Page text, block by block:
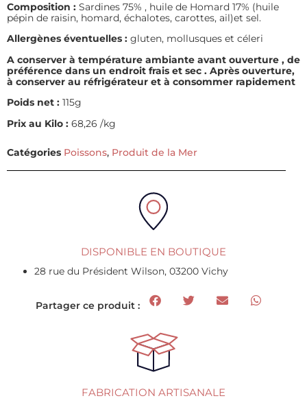
Composition : Sardines 75% , huile de Homard 17% (huile
pépin de raisin, homard, échalotes, carottes, ail)et sel.
Allergènes éventuelles : gluten, mollusques et céleri
A conserver à température ambiante avant ouverture , de
préférence dans un endroit frais et sec . Après ouverture,
à conserver au réfrigérateur et à consommer rapidement
Poids net : 115g
Prix au Kilo : 68,26 /kg
Catégories Poissons, Produit de la Mer
DISPONIBLE EN BOUTIQUE
28 rue du Président Wilson, 03200 Vichy
Partager ce produit :
FABRICATION ARTISANALE